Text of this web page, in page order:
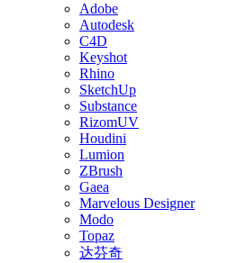
Adobe
Autodesk
C4D
Keyshot
Rhino
SketchUp
Substance
RizomUV
Houdini
Lumion
ZBrush
Gaea
Marvelous Designer
Modo
Topaz
达芬奇